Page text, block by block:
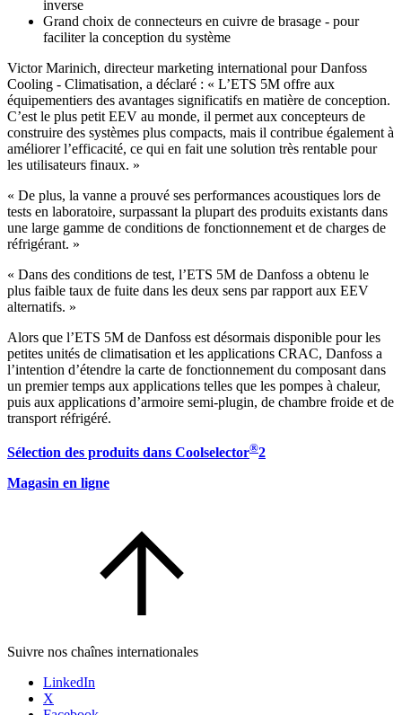
inverse
Grand choix de connecteurs en cuivre de brasage - pour
faciliter la conception du système
Victor Marinich, directeur marketing international pour Danfoss
Cooling - Climatisation, a déclaré : « L’ETS 5M offre aux
équipementiers des avantages significatifs en matière de conception.
C’est le plus petit EEV au monde, il permet aux concepteurs de
construire des systèmes plus compacts, mais il contribue également à
améliorer l’efficacité, ce qui en fait une solution très rentable pour
les utilisateurs finaux. »
« De plus, la vanne a prouvé ses performances acoustiques lors de
tests en laboratoire, surpassant la plupart des produits existants dans
une large gamme de conditions de fonctionnement et de charges de
réfrigérant. »
« Dans des conditions de test, l’ETS 5M de Danfoss a obtenu le
plus faible taux de fuite dans les deux sens par rapport aux EEV
alternatifs. »
Alors que l’ETS 5M de Danfoss est désormais disponible pour les
petites unités de climatisation et les applications CRAC, Danfoss a
l’intention d’étendre la carte de fonctionnement du composant dans
un premier temps aux applications telles que les pompes à chaleur,
puis aux applications d’armoire semi-plugin, de chambre froide et de
transport réfrigéré.
Sélection des produits dans Coolselector®2
Magasin en ligne
Suivre nos chaînes internationales
LinkedIn
X